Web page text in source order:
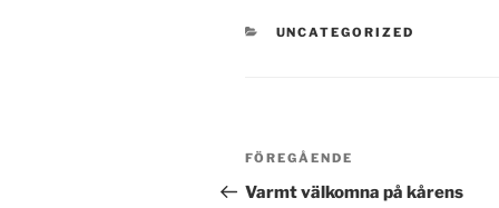
KATEGORIER
UNCATEGORIZED
Inläggsnavigering
Föregående
inlägg
FÖREGÅENDE
Varmt välkomna på kårens